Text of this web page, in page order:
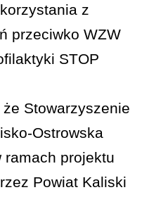
z
przeciwko WZW
STOP
Stowarzyszenie
Ostrowska
ramach projektu
Powiat Kaliski